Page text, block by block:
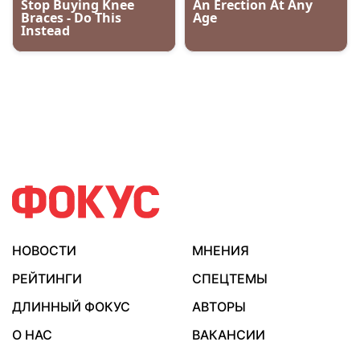
НОВОСТИ
МНЕНИЯ
РЕЙТИНГИ
СПЕЦТЕМЫ
ДЛИННЫЙ ФОКУС
АВТОРЫ
О НАС
ВАКАНСИИ